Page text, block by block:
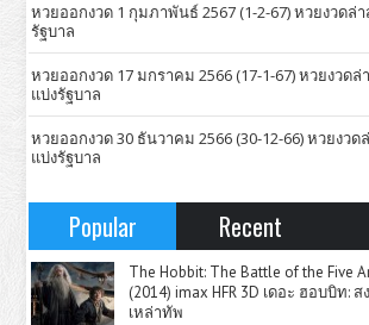
หวยออกงวด 1 กุมภาพันธ์ 2567 (1-2-67) หวยงวดล่
รัฐบาล
หวยออกงวด 17 มกราคม 2566 (17-1-67) หวยงวด
แบ่งรัฐบาล
หวยออกงวด 30 ธันวาคม 2566 (30-12-66) หวยงว
แบ่งรัฐบาล
Popular Recent
The Hobbit: The Battle of the Five
(2014) imax HFR 3D เดอะ ฮอบบิท:
เหล่าทัพ